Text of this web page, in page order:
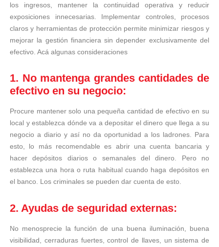
los ingresos, mantener la continuidad operativa y reducir
exposiciones innecesarias. Implementar controles, procesos
claros y herramientas de protección permite minimizar riesgos y
mejorar la gestión financiera sin depender exclusivamente del
efectivo. Acá algunas consideraciones
1. No mantenga grandes cantidades de
efectivo en su negocio:
Procure mantener solo una pequeña cantidad de efectivo en su
local y establezca dónde va a depositar el dinero que llega a su
negocio a diario y así no da oportunidad a los ladrones. Para
esto, lo más recomendable es abrir una cuenta bancaria y
hacer depósitos diarios o semanales del dinero. Pero no
establezca una hora o ruta habitual cuando haga depósitos en
el banco. Los criminales se pueden dar cuenta de esto.
2. Ayudas de seguridad externas:
No menosprecie la función de una buena iluminación, buena
visibilidad, cerraduras fuertes, control de llaves, un sistema de